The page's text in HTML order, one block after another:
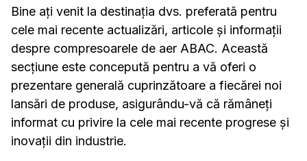
Bine ați venit la destinația dvs. preferată pentru
cele mai recente actualizări, articole și informații
despre compresoarele de aer ABAC. Această
secțiune este concepută pentru a vă oferi o
prezentare generală cuprinzătoare a fiecărei noi
lansări de produse, asigurându-vă că rămâneți
informat cu privire la cele mai recente progrese și
inovații din industrie.